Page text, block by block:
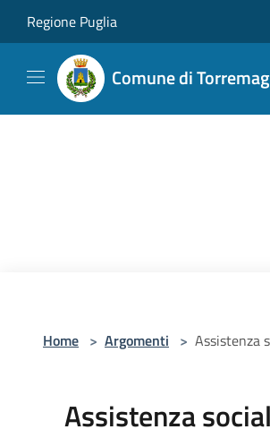
Regione Puglia
Comune di
Home > Argomenti > Assistenza
Assistenza